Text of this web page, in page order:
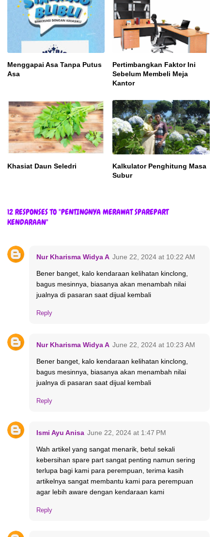
Menggapai Asa Tanpa Putus
Asa
Pertimbangkan Faktor Ini
Sebelum Membeli Meja
Kantor
Khasiat Daun Seledri
Kalkulator Penghitung Masa
Subur
12 RESPONSES TO "PENTINGNYA MERAWAT SPAREPART
KENDARAAN"
Nur Kharisma Widya A June 22, 2024 at 10:22 AM
Bener banget, kalo kendaraan kelihatan kinclong,
bagus mesinnya, biasanya akan menambah nilai
jualnya di pasaran saat dijual kembali
Reply
Nur Kharisma Widya A June 22, 2024 at 10:23 AM
Bener banget, kalo kendaraan kelihatan kinclong,
bagus mesinnya, biasanya akan menambah nilai
jualnya di pasaran saat dijual kembali
Reply
Ismi Ayu Anisa June 22, 2024 at 1:47 PM
Wah artikel yang sangat menarik, betul sekali
kebersihan spare part sangat penting namun sering
terlupa bagi kami para perempuan, terima kasih
artikelnya sangat membantu kami para perempuan
agar lebih aware dengan kendaraan kami
Reply